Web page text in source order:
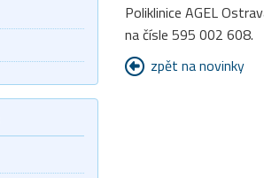
Poliklinice AGEL
na čísle 595 002 608.
zpět na novinky